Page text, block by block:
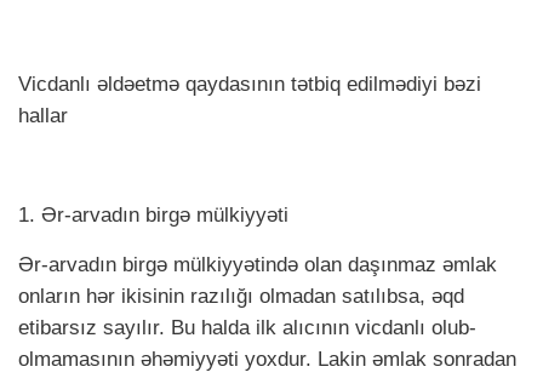
Vicdanlı əldəetmə qaydasının tətbiq edilmədiyi bəzi
hallar
1. Ər-arvadın birgə mülkiyyəti
Ər-arvadın birgə mülkiyyətində olan daşınmaz əmlak
onların hər ikisinin razılığı olmadan satılıbsa, əqd
etibarsız sayılır. Bu halda ilk alıcının vicdanlı olub-
olmamasının əhəmiyyəti yoxdur. Lakin əmlak sonradan